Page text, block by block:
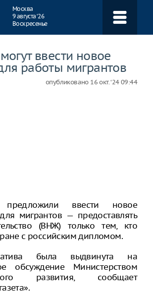
Москва
9 августа ‘26
Воскресенье
ввести новое
работы мигрантов
опубликовано 16 окт. ‘24 09:44
ввести новое
мигрантов — предоставлять
(ВНЖ) только тем, кто
с российским дипломом.
была выдвинута на
обсуждение Министерством
развития, сообщает